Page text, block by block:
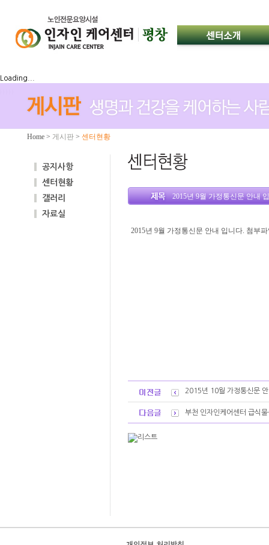
Loading...
Home > 게시판 > 센터현황
공지사항
센터현황
갤러리
자료실
2015년 9월 가정통신문 안내
2015년 9월 가정통신문 안내 입니다. 첨부
2015년 10월 가정통신문
부천 인자인케어센터 급식